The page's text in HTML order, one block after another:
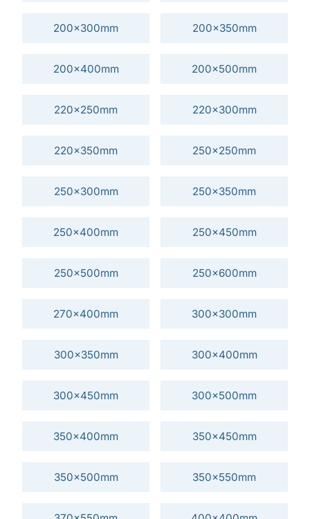
200x300mm 200x350mm
200x400mm 200x500mm
220x250mm 220x300mm
220x350mm 250x250mm
250x300mm 250x350mm
250x400mm 250x450mm
250x500mm 250x600mm
270x400mm 300x300mm
300x350mm 300x400mm
300x450mm 300x500mm
350x400mm 350x450mm
350x500mm 350x550mm